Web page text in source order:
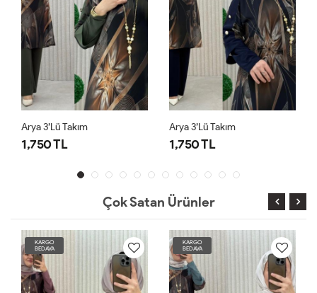
Arya 3’lü Takım
1,750 TL
Arya 3’lü Takım
1,750 TL
Çok Satan Ürünler
KARGO
BEDAVA
KARGO
BEDAVA